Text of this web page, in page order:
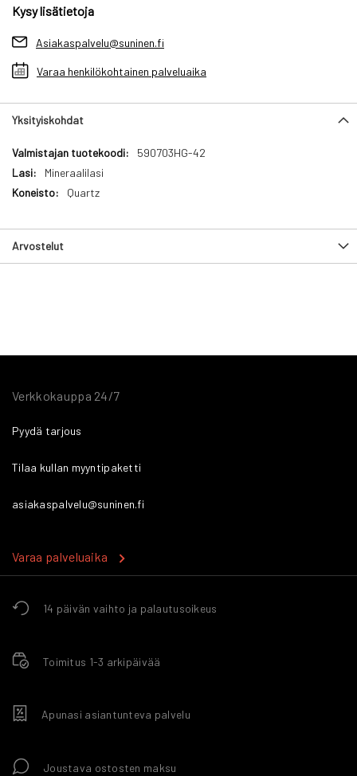
Kysy lisätietoja
Asiakaspalvelu@suninen.fi
Varaa henkilökohtainen palveluaika
Yksityiskohdat
Yksityiskohdat
590703HG-42
Mineraalilasi
Quartz
Arvostelut
14 päivän vaihto ja palautusoikeus
Toimitus 1-3 arkipäivää
Apunasi asiantunteva palvelu
Joustava ostosten maksu
Verkkokauppa 24/7
Pyydä tarjous
Tilaa kullan myyntipaketti
asiakaspalvelu@suninen.fi
Varaa palveluaika